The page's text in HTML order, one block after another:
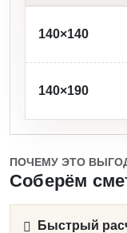
140×140
140×190
ПОЧЕМУ ЭТО
Соберём
Быстрый